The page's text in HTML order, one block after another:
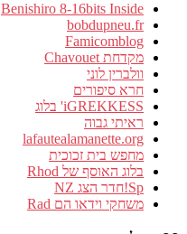
Benishiro 8-16bits Inside
bobdupneu.fr
Famicomblog
מקדחת Chavouet
וולברין לוני
חרא סיפורים
iGREKKESS' בלוג
ראיתי גבוה
lafautealamanette.org
מחפש בית זכוכית
בלוג האוסף של Rhod
Sp!חדר הצג NZ
משחקי וידאו הם Rad